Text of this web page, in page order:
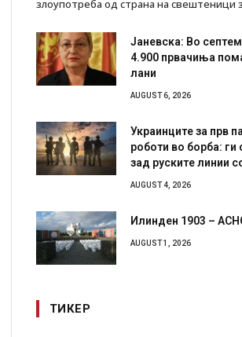
злоупотреба од страна на свештеници
Јаневска: Во
4.900 првачиња
лани
AUGUST 6, 2026
Украинците за прв
роботи во борба: ги
зад руските линии
AUGUST 4, 2026
Илинден 1903 –
AUGUST 1, 2026
ТИКЕР